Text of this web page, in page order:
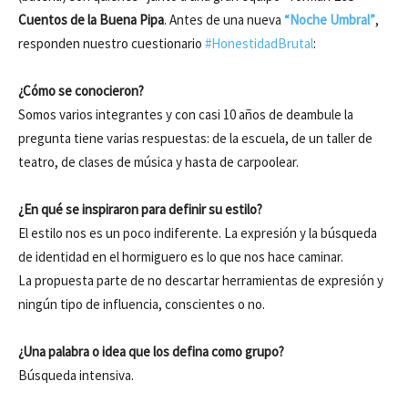
Cuentos de la Buena Pipa. Antes de una nueva “Noche Umbral”,
responden nuestro cuestionario #HonestidadBrutal:
¿Cómo se conocieron?
Somos varios integrantes y con casi 10 años de deambule la
pregunta tiene varias respuestas: de la escuela, de un taller de
teatro, de clases de música y hasta de carpoolear.
¿En qué se inspiraron para definir su estilo?
El estilo nos es un poco indiferente. La expresión y la búsqueda
de identidad en el hormiguero es lo que nos hace caminar.
La propuesta parte de no descartar herramientas de expresión y
ningún tipo de influencia, conscientes o no.
¿Una palabra o idea que los defina como grupo?
Búsqueda intensiva.